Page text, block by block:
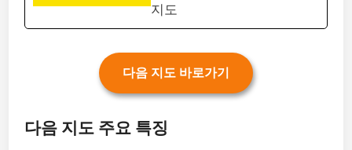
지도
다음 지도 바로가기
다음 지도 주요 특징